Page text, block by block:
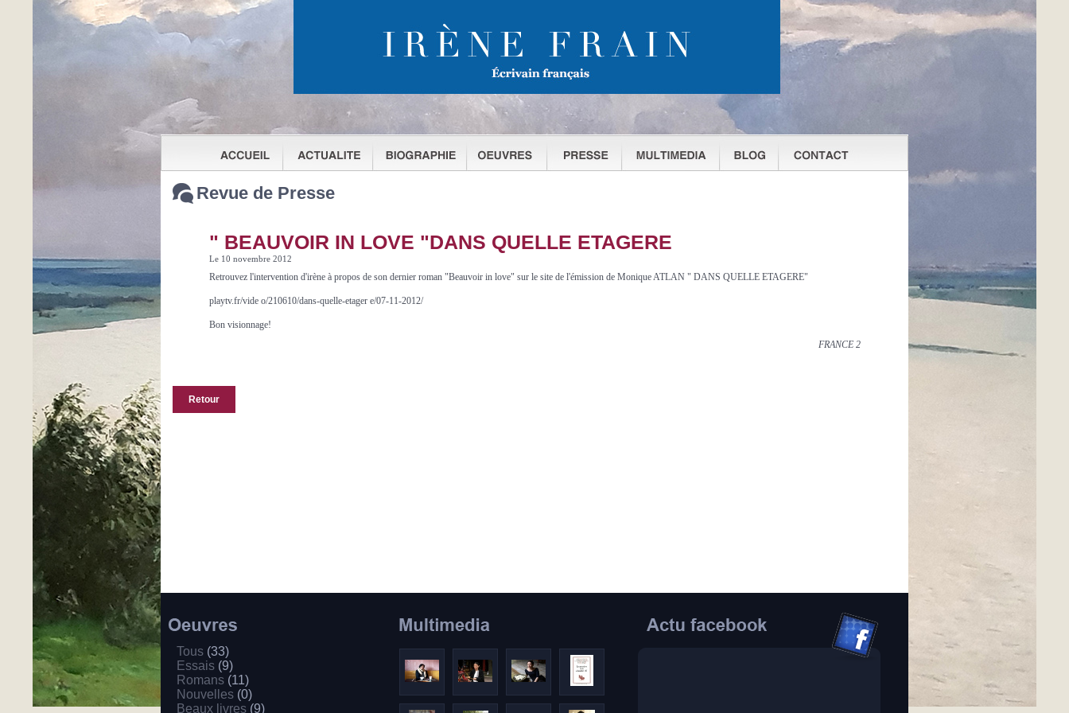
Revue de Presse
" BEAUVOIR IN LOVE "DANS QUELLE ETAGERE
Le 10 novembre 2012
Retrouvez l'intervention d'irène à propos de son dernier roman "Beauvoir in love" sur le site de l'émission de Monique ATLAN " DANS QUELLE ETAGERE"
playtv.fr/vide o/210610/dans-quelle-etager e/07-11-2012/
Bon visionnage!
FRANCE 2
Retour
Tous (33)
Essais (9)
Romans (11)
Nouvelles (0)
Beaux livres (9)